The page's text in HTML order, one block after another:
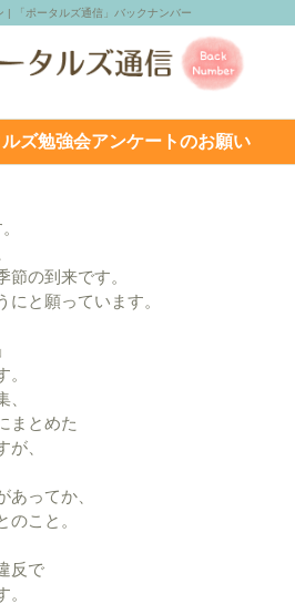
| 「ポータルズ通信」バックナンバー
ズ勉強会アンケートのお願い
節の到来です。
と願っています。
まとめた
、
あってか、
のこと。
反で